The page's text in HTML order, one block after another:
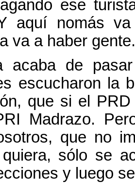
ese
aquí nomás
va a haber
acaba de
escucharon la
que si el
Madrazo.
que no
sólo se
y luego